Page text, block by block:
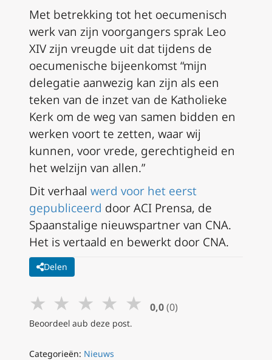
Met betrekking tot het oecumenisch
werk van zijn voorgangers sprak Leo
XIV zijn vreugde uit dat tijdens de
oecumenische bijeenkomst “mijn
delegatie aanwezig kan zijn als een
teken van de inzet van de Katholieke
Kerk om de weg van samen bidden en
werken voort te zetten, waar wij
kunnen, voor vrede, gerechtigheid en
het welzijn van allen.”
Dit verhaal werd voor het eerst
gepubliceerd door ACI Prensa, de
Spaanstalige nieuwspartner van CNA.
Het is vertaald en bewerkt door CNA.
Delen
★ ★ ★ ★ ★ 0,0 (0)
Beoordeel aub deze post.
Categorieën: Nieuws